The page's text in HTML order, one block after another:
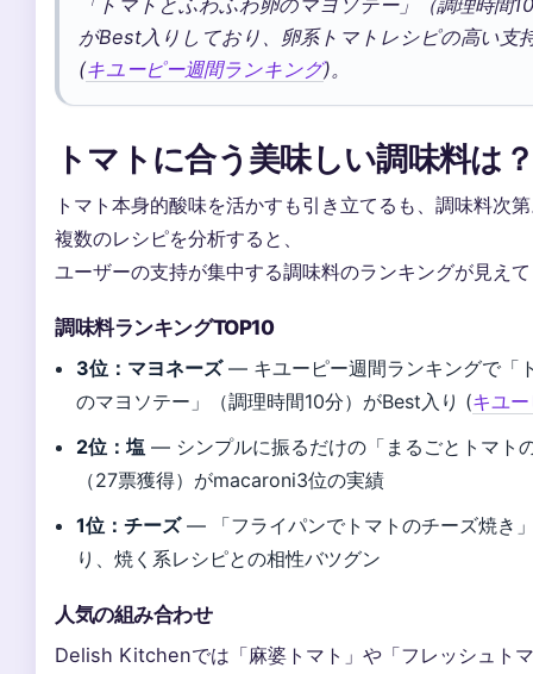
がBest入りしており、卵系トマトレシピの高い支
(キユーピー週間ランキング)。
トマトに合う美味しい調味料は？
トマト本身的酸味を活かすも引き立てるも、調味料次
複数のレシピを分析すると、
ユーザーの支持が集中する調味料のランキングが見え
調味料ランキングTOP10
3位：マヨネーズ— キユーピー週間ランキングで「
のマヨソテー」（調理時間10分）がBest入り (キユ
2位：塩 — シンプルに振るだけの「まるごとトマト
（27票獲得）がmacaroni3位の実績
1位：チーズ— 「フライパンでトマトのチーズ焼き
り、焼く系レシピとの相性バツグン
人気の組み合わせ
Delish Kitchenでは「麻婆トマト」や「フレッシュト